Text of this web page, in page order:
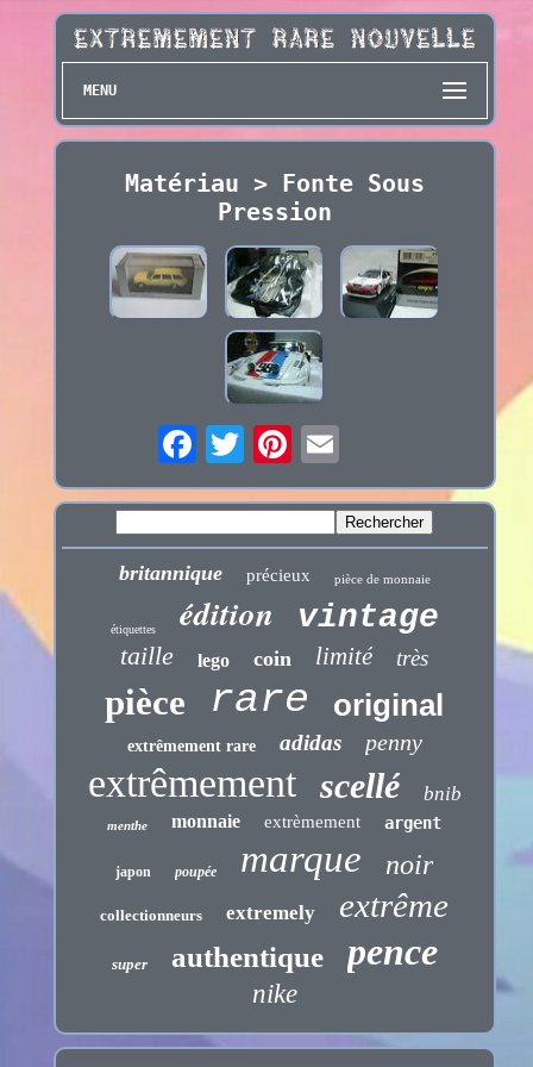
MENU
Matériau > Fonte Sous
Pression
britannique précieux pièce de monnaie
étiquettes édition vintage
taille lego coin limité très
pièce rare original
extrêmement rare adidas penny
extrêmement scellé bnib
menthe monnaie extrèmement argent
japon poupée marque noir
collectionneurs extremely extrême
super authentique pence
nike